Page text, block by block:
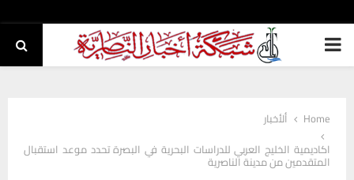
PRIMARY
Home
ألأخبار
اكاديمية الخليج العربي للدراسات البحرية في البصرة تحدد موعد استقبال
المتقدمين من مدينة الناصرية